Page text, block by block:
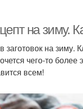
на зиму.
заготовок на
чего-то более
всем!